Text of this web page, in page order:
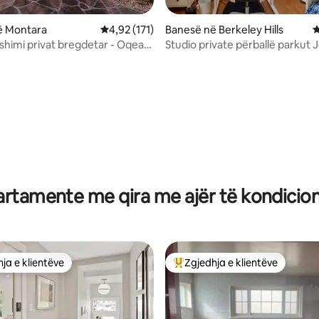
5, 270 vlerësime
Montara Vlerësimi mesatar 4,92 nga 5, 171 vlerësime
4,92 (171)
privat bregdetar - Oqeani
Banesë në Berkeley Hills
Studio private përballë parkut
me qira me ajër të
e zgjedhjeve të klientëve
e klientëve Më të mirat e zgjedhjeve të
Zgjedhja e klientëve